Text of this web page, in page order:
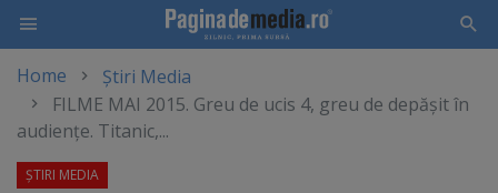
main
content
Home
Știri Media
FILME MAI 2015. Greu de ucis 4, greu de depăşit în
audienţe. Titanic,...